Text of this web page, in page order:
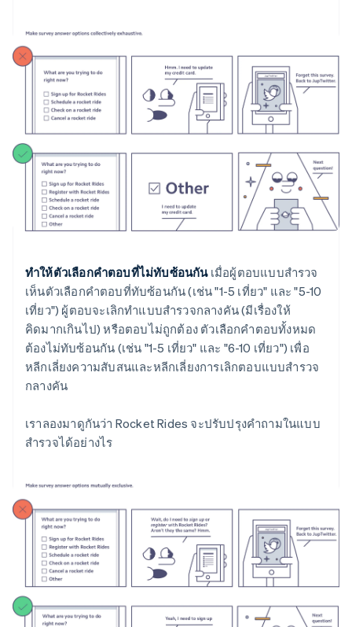
ทำให้ตัวเลือกคำตอบที่ไม่ทับซ้อนกันเมื่อผู้ตอบแบบสำรวจ
เห็นตัวเลือกคำตอบที่ทับซ้อนกัน (เช่น "1-5 เที่ยว" และ "5-10
เที่ยว") ผู้ตอบจะเลิกทำแบบสำรวจกลางคัน (มีเรื่องให้
คิดมากเกินไป) หรือตอบไม่ถูกต้อง ตัวเลือกคำตอบทั้งหมด
ต้องไม่ทับซ้อนกัน (เช่น "1-5 เที่ยว" และ "6-10 เที่ยว") เพื่อ
หลีกเลี่ยงความสับสนและหลีกเลี่ยงการเลิกตอบแบบสำรวจ
กลางคัน
เราลองมาดูกันว่า Rocket Rides จะปรับปรุงคำถามในแบบ
สำรวจได้อย่างไร